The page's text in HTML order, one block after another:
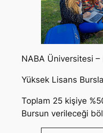
NABA Üniversitesi –
Yüksek Lisans
Toplam 25 kişiye
Bursun verileceği